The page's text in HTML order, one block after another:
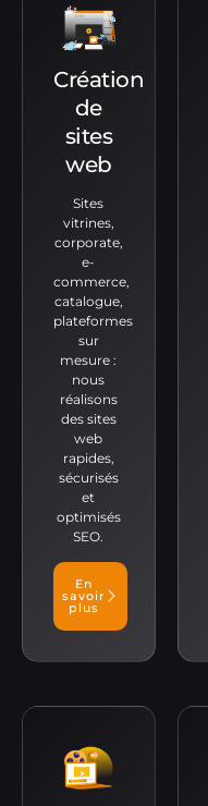
Création
de
sites
web
Sites
vitrines,
corporate,
e-
commerce,
catalogue,
plateformes
sur
mesure :
nous
réalisons
des sites
web
rapides,
sécurisés
et
optimisés
SEO.
En
savoir
plus